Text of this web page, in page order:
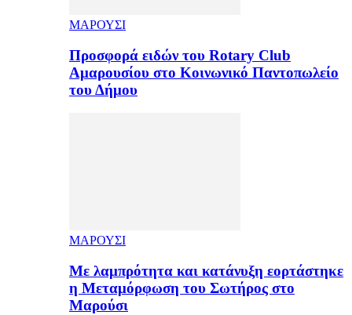
ΜΑΡΟΥΣΙ
Προσφορά ειδών του Rotary Club
Αμαρουσίου στο Κοινωνικό Παντοπωλείο
του Δήμου
ΜΑΡΟΥΣΙ
Με λαμπρότητα και κατάνυξη εορτάστηκε
η Μεταμόρφωση του Σωτήρος στο
Μαρούσι